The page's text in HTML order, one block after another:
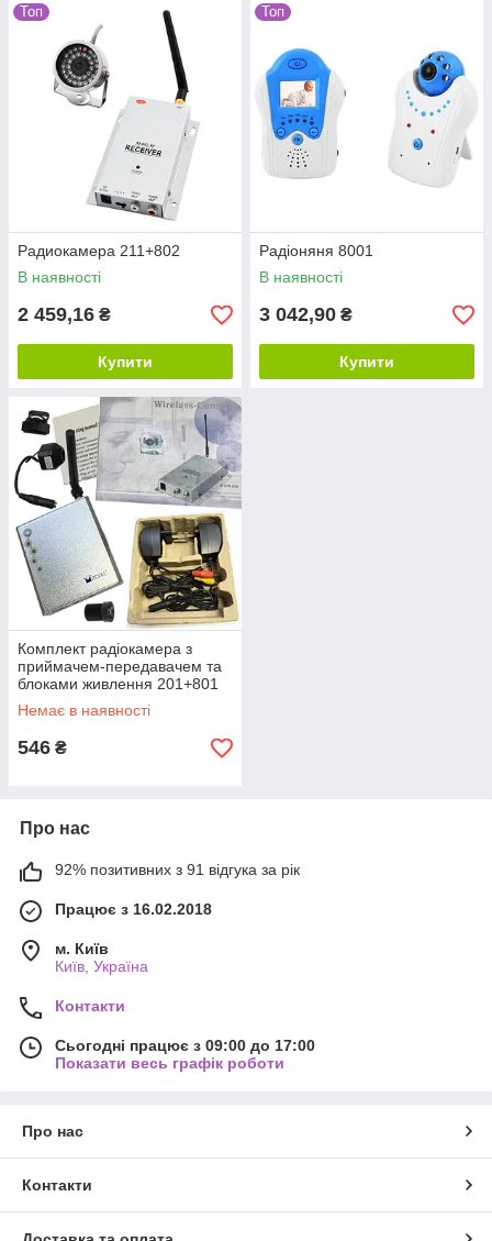
Топ
Радиокамера 211+802
В наявності
2 459,16 ₴
Купити
Топ
Радіоняня 8001
В наявності
3 042,90 ₴
Купити
Комплект радіокамера з
приймачем-передавачем та
блоками живлення 201+801
Немає в наявності
546 ₴
Про нас
92% позитивних з 91 відгука за рік
Працює з 16.02.2018
м. Київ
Київ, Україна
Контакти
Сьогодні працює з 09:00 до 17:00
Показати весь графік роботи
Про нас
Контакти